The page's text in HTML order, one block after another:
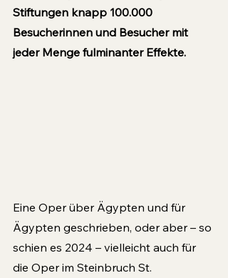
Stiftungen knapp 100.000
Besucherinnen und Besucher mit
jeder Menge fulminanter Effekte.
Eine Oper über Ägypten und für
Ägypten geschrieben, oder aber – so
schien es 2024 – vielleicht auch für
die Oper im Steinbruch St.